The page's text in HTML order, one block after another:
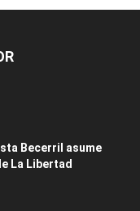
Becerril asume
La Libertad